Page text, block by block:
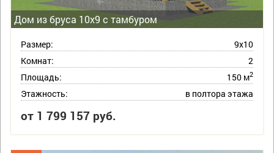
Дом из бруса 10х9 с тамбуром
Размер:
9х10
Комнат:
2
Площадь:
150 м2
Этажность: в полтора этажа
от 1 799 157 руб.